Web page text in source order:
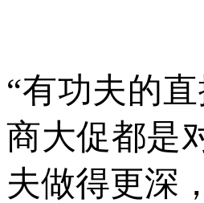
“有功夫的
商大促都是
夫做得更深